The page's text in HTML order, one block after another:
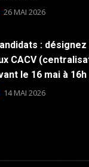
26 MAI 2026
:
CACV
le 16 mai à 16h
14 MAI 2026